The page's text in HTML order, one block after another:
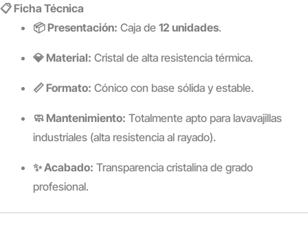
📋 Ficha Técnica
📦 Presentación: Caja de 12 unidades.
💎 Material: Cristal de alta resistencia térmica.
📏 Formato: Cónico con base sólida y estable.
🧼 Mantenimiento: Totalmente apto para lavavajillas
industriales (alta resistencia al rayado).
✨ Acabado: Transparencia cristalina de grado
profesional.